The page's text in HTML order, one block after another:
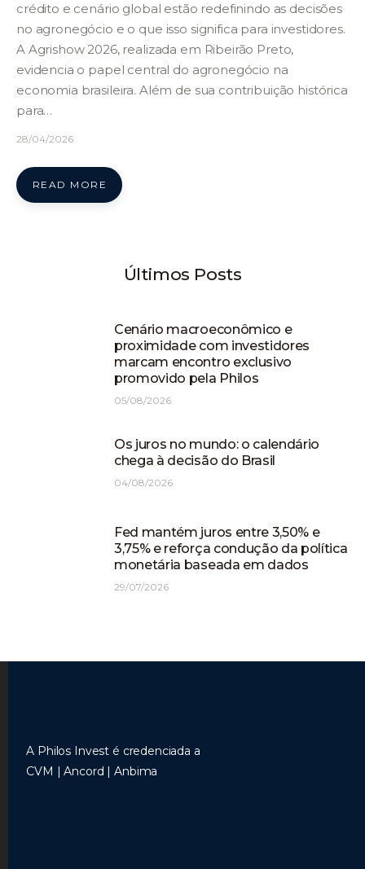
crédito e cenário global estão redefinindo as decisões
no agronegócio e o que isso significa para investidores.
A Agrishow 2026, realizada em Ribeirão Preto,
evidencia o papel central do agronegócio na
economia brasileira. Além de sua contribuição histórica
para…
28/04/2026
READ MORE
Últimos Posts
Cenário macroeconômico e
proximidade com investidores
marcam encontro exclusivo
promovido pela Philos
05/08/2026
Os juros no mundo: o calendário
chega à decisão do Brasil
04/08/2026
Fed mantém juros entre 3,50% e
3,75% e reforça condução da política
monetária baseada em dados
29/07/2026
A Philos Invest é credenciada a
CVM | Ancord | Anbima